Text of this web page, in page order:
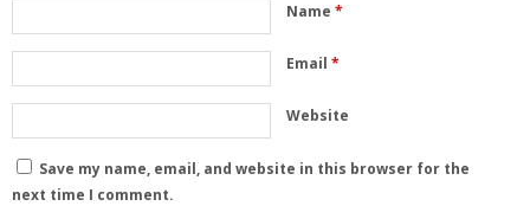
Name *
Email *
Website
Save my name, email, and website in this browser for the
next time I comment.